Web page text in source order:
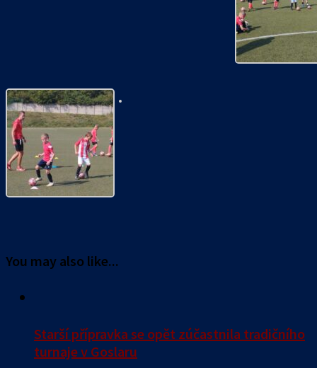
You may also like...
Starší přípravka se opět zúčastnila tradičního
turnaje v Goslaru